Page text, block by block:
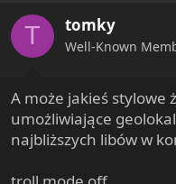
T tomky
Well-Known
A może jakieś stylowe
umożliwiające
najbliższych libów w